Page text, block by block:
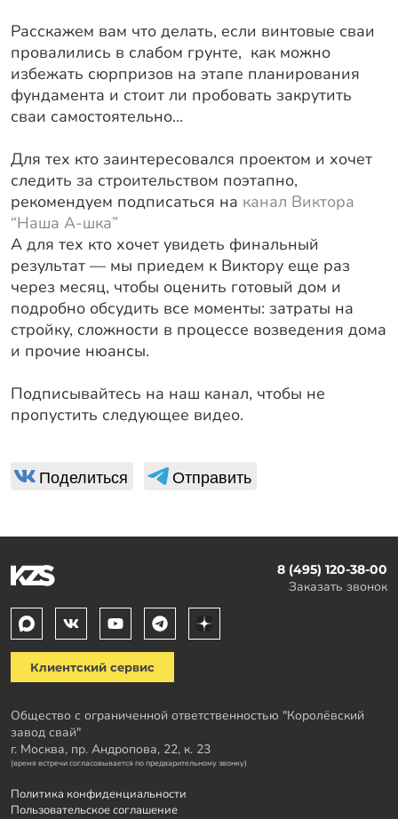
Расскажем вам что делать, если винтовые сваи
провалились в слабом грунте, как можно
избежать сюрпризов на этапе планирования
фундамента и стоит ли пробовать закрутить
сваи самостоятельно...
Для тех кто заинтересовался проектом и хочет
следить за строительством поэтапно,
рекомендуем подписаться на канал Виктора
“Наша А-шка”
А для тех кто хочет увидеть финальный
результат — мы приедем к Виктору еще раз
через месяц, чтобы оценить готовый дом и
подробно обсудить все моменты: затраты на
стройку, сложности в процессе возведения дома
и прочие нюансы.
Подписывайтесь на наш канал, чтобы не
пропустить следующее видео.
Поделиться Отправить
8 (495) 120-38-00
Заказать звонок
Клиентский сервис
Общество с ограниченной ответственностью "Королёвский
завод свай"
г. Москва, пр. Андропова, 22, к. 23
(время встречи согласовывается по предварительному звонку)
Политика конфиденциальности
Пользовательское соглашение